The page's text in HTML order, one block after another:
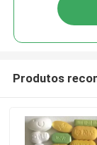
Produtos